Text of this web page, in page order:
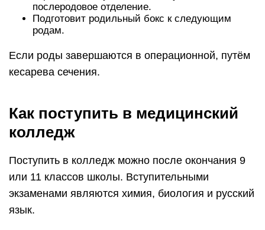
послеродовое отделение.
Подготовит родильный бокс к следующим
родам.
Если роды завершаются в операционной, путём
кесарева сечения.
Как поступить в медицинский
колледж
Поступить в колледж можно после окончания 9
или 11 классов школы. Вступительными
экзаменами являются химия, биология и русский
язык.